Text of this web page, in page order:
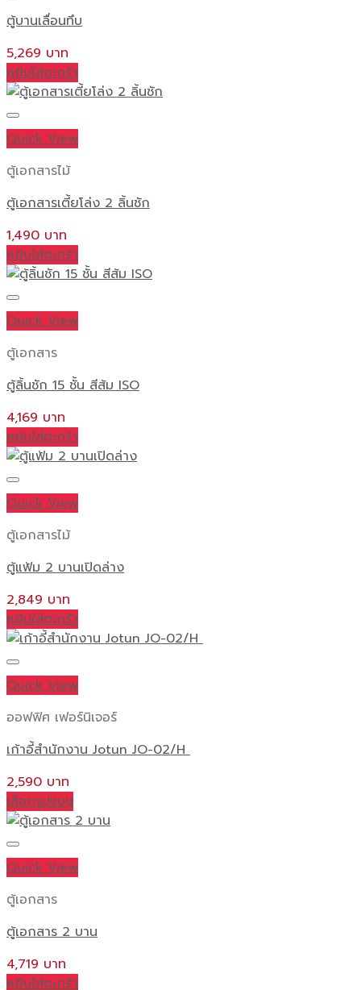
ตู้บานเลื่อนทึบ
5,269
หยิบใส่ตะกร้า
Quick View
ตู้เอกสารไม้
ตู้เอกสารเตี้ยโล่ง 2 ลิ้นชัก
1,490
หยิบใส่ตะกร้า
Quick View
ตู้เอกสาร
ตู้ลิ้นชัก 15 ชั้น สีส้ม ISO
4,169
หยิบใส่ตะกร้า
Quick View
ตู้เอกสารไม้
ตู้แฟ้ม 2 บานเปิดล่าง
2,849
หยิบใส่ตะกร้า
Quick View
ออฟฟิศ เฟอร์นิเจอร์
เก้าอี้สำนักงาน Jotun JO-02/H
2,590
เลือกรูปแบบ
This
product
has
multiple
variants.
options
may
be
Quick View
ตู้เอกสาร
ตู้เอกสาร 2 บาน
4,719
หยิบใส่ตะกร้า